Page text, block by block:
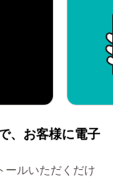
、お客様に電子
ールいただくだけ